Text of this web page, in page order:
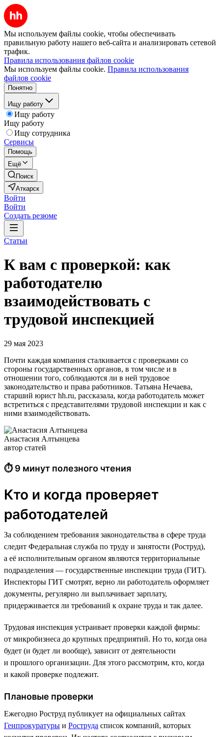
Мы используем файлы cookie, чтобы обеспечивать
правильную работу нашего веб-сайта и анализировать сетевой
трафик.
Правила использования файлов cookie
Мы используем файлы cookie. Правила использования
файлов cookie
Понятно
Ищу работу
Ищу работу
Ищу работу
Ищу сотрудника
Сервисы
Помощь
Ещё
Поиск
Аткарск
Войти
Войти
Создать резюме
Статьи
К вам с проверкой: как
работодателю
взаимодействовать с
трудовой инспекцией
29 мая 2023
Почти каждая компания сталкивается с проверками со
стороны государственных органов, в том числе и в
отношении того, соблюдаются ли в ней трудовое
законодательство и права работников. Татьяна Нечаева,
старший юрист hh.ru, рассказала, когда работодатель может
встретиться с представителями трудовой инспекции и как с
ними взаимодействовать.
Анастасия Алтынцева
автор статей
⏱ 9 минут полезного чтения
Кто и когда проверяет
работодателей
За соблюдением требования законодательства в сфере труда
следит Федеральная служба по труду и занятости (Роструд),
а её исполнительным органом являются территориальные
подразделения — государственные инспекции труда (ГИТ).
Инспекторы ГИТ смотрят, верно ли работодатель оформляет
документы, регулярно ли выплачивает зарплату,
придерживается ли требований к охране труда и так далее.
Трудовая инспекция устраивает проверки каждой фирмы:
от микробизнеса до крупных предприятий. Но то, когда она
будет (и будет ли вообще), зависит от деятельности
и прошлого организации. Для этого рассмотрим, кто, когда
и какой проверке подлежит.
Плановые проверки
Ежегодно Роструд публикует на официальных сайтах
Генпрокуратуры и Роструда список компаний, которых